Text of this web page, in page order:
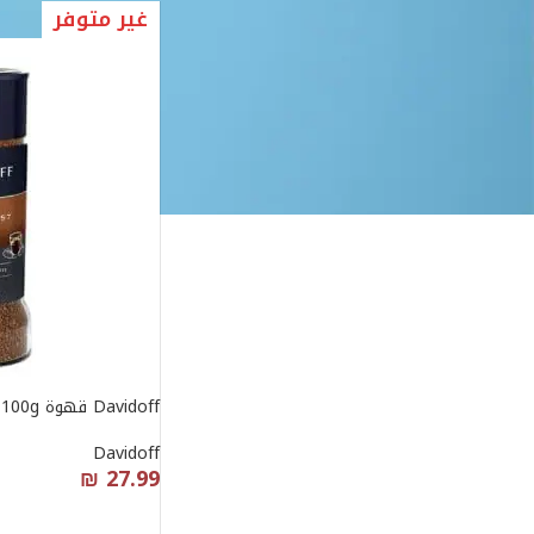
غير متوفر
Davidoff قهوة 100g
Davidoff
₪ 27.99